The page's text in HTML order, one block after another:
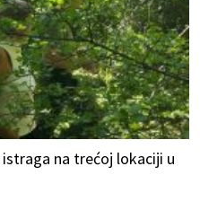
na trećoj lokaciji u